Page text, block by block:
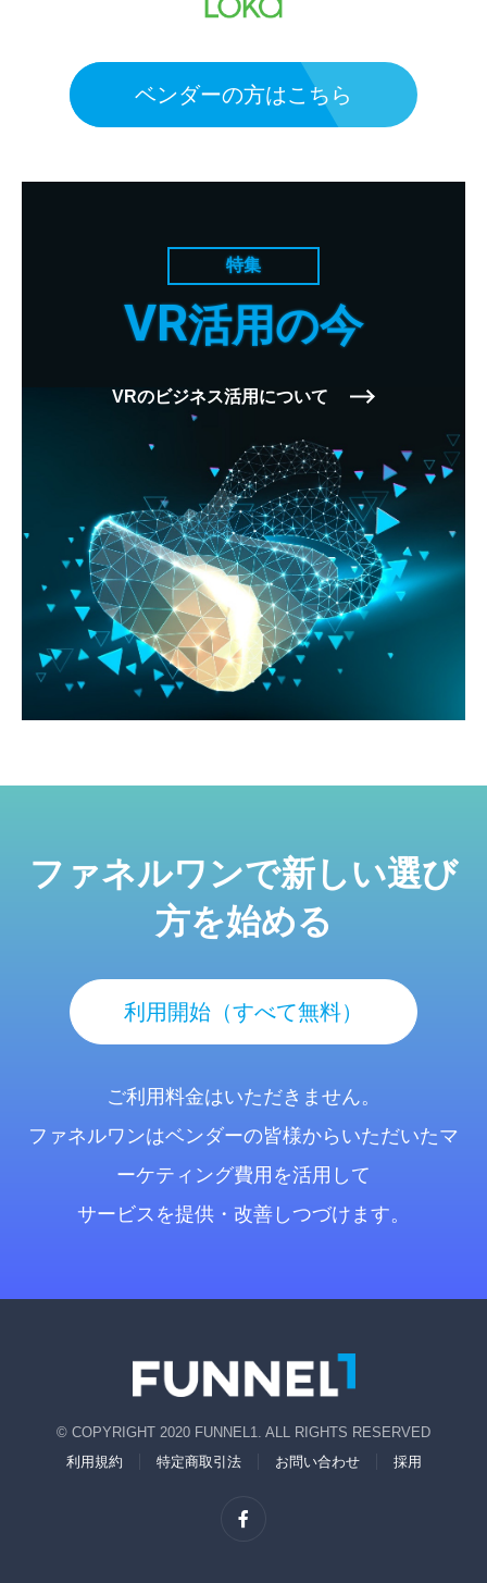
ベンダーの方はこちら
特集
VR活用の今
VRのビジネス活用について
ファネルワンで新しい選び
方を始める
利用開始（すべて無料）
ご利用料金はいただきません。
ファネルワンはベンダーの皆様からいただいたマ
ーケティング費用を活用して
サービスを提供・改善しつづけます。
© COPYRIGHT 2020 FUNNEL1. ALL RIGHTS RESERVED
利用規約
特定商取引法 お問い合わせ 採用